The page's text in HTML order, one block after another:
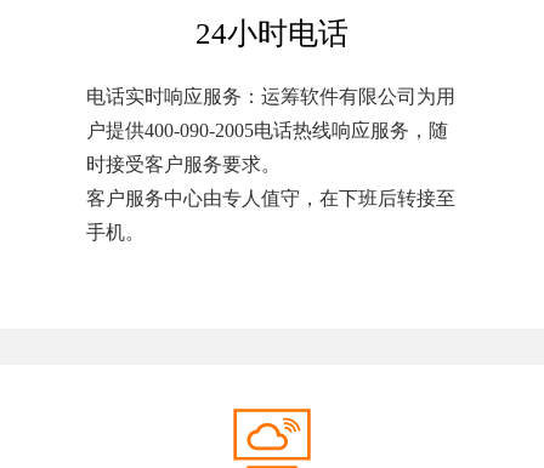
24小时电话
电话实时响应服务：运筹软件有限公司为用
户提供400-090-2005电话热线响应服务，随
时接受客户服务要求。
客户服务中心由专人值守，在下班后转接至
手机。